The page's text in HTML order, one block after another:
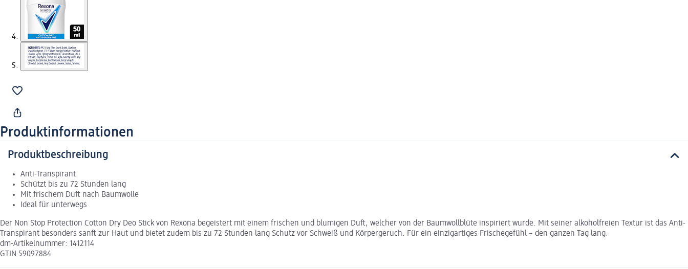
Produktinformationen
Produktbeschreibung
Anti-Transpirant
Schützt bis zu 72 Stunden lang
Mit frischem Duft nach Baumwolle
Ideal für unterwegs
Der Non Stop Protection Cotton Dry Deo Stick von Rexona begeistert mit einem frischen und blumigen Duft, welcher von der Baumwollblüte inspiriert wurde. Mit seiner alkoholfreien Textur ist das Anti-
Transpirant besonders sanft zur Haut und bietet zudem bis zu 72 Stunden lang Schutz vor Schweiß und Körpergeruch. Für ein einzigartiges Frischegefühl – den ganzen Tag lang.
dm-Artikelnummer: 1412114
GTIN 59097884